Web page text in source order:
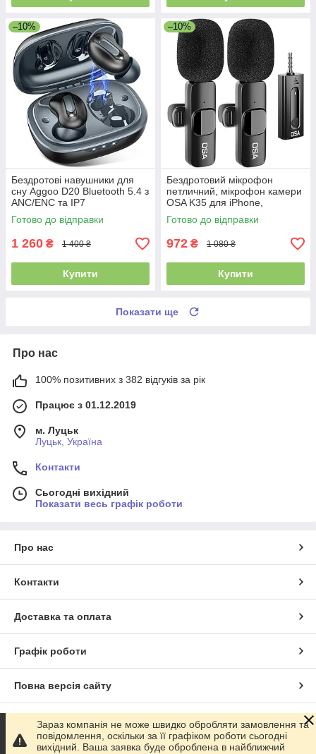
–10%
Бездротові навушники для
сну Aggoo D20 Bluetooth 5.4 з
ANC/ENC та IP7
Готово до відправки
1 260 ₴ 1 400 ₴
Купити
–10%
Бездротовий мікрофон
петличний, мікрофон камери
OSA K35 для iPhone,
телефону Android, камери,
Готово до відправки
972 ₴ 1 080 ₴
Купити
Показати ще
Про нас
100% позитивних з 382 відгуків за рік
Працює з 01.12.2019
м. Луцьк
Луцьк, Україна
Контакти
Сьогодні вихідний
Показати весь графік роботи
Про нас
Контакти
Доставка та оплата
Графік роботи
Повна версія сайту
Сайт створено на маркетплейсіProm.ua
Зараз компанія не може швидко обробляти замовлення та
повідомлення, оскільки за її графіком роботи сьогодні
вихідний. Ваша заявка буде оброблена в найближчий